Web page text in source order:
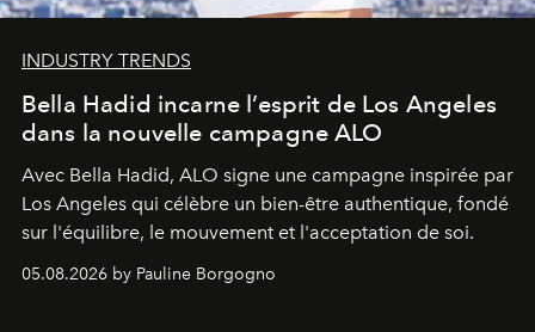
INDUSTRY TRENDS
Bella Hadid incarne l’esprit de Los Angeles
dans la nouvelle campagne ALO
Avec Bella Hadid, ALO signe une campagne inspirée par
Los Angeles qui célèbre un bien-être authentique, fondé
sur l'équilibre, le mouvement et l'acceptation de soi.
05.08.2026 by Pauline Borgogno